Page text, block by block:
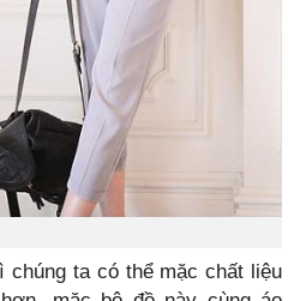
ta có thể mặc chất liệu